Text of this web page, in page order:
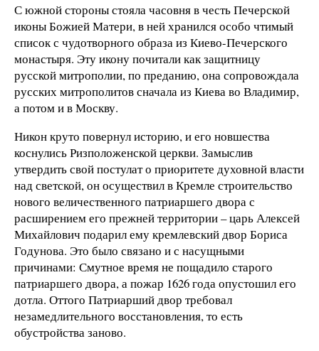
С южной стороны стояла часовня в честь Печерской
иконы Божией Матери, в ней хранился особо чтимый
список с чудотворного образа из Киево-Печерского
монастыря. Эту икону почитали как защитницу
русской митрополии, по преданию, она сопровождала
русских митрополитов сначала из Киева во Владимир,
а потом и в Москву.
Никон круто повернул историю, и его новшества
коснулись Ризположенской церкви. Замыслив
утвердить свой постулат о приоритете духовной власти
над светской, он осуществил в Кремле строительство
нового величественного патриаршего двора с
расширением его прежней территории – царь Алексей
Михайлович подарил ему кремлевский двор Бориса
Годунова. Это было связано и с насущными
причинами: Смутное время не пощадило старого
патриаршего двора, а пожар 1626 года опустошил его
дотла. Оттого Патриарший двор требовал
незамедлительного восстановления, то есть
обустройства заново.